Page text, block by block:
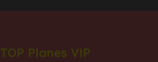
TOP Planes VIP